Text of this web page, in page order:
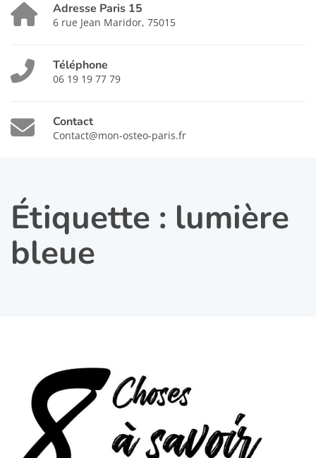
Adresse Paris 15
6 rue Jean Maridor, 75015
Téléphone
06 19 19 77 79
Contact
Contact@mon-osteo-paris.fr
Étiquette : lumière
bleue